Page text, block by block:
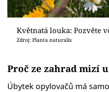
Květnatá louka: Pozvěte
Zdroj: Planta naturalis
Proč ze zahrad mizí
Úbytek opylovačů má